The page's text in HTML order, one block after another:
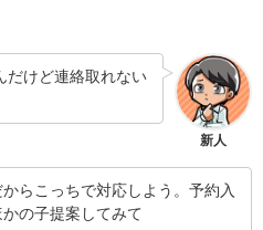
新人
だけど連絡取れない
らこっちで対応しよう。予約入
の子提案してみて